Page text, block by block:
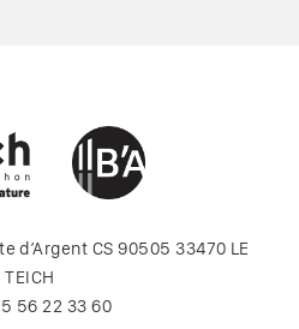
d’Argent CS 90505 33470 LE
TEICH
56 22 33 60